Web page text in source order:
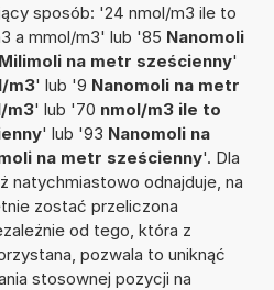
sposób: '24 nmol/m3 ile to
a mmol/m3' lub '85 Nanomoli
na metr sześcienny'
m3' lub '9 Nanomoli na metr
m3' lub '70 nmol/m3 ile to
' lub '93 Nanomoli na
na metr sześcienny'. Dla
natychmiastowo odnajduje, na
zostać przeliczona
od tego, która z
pozwala to uniknąć
stosownej pozycji na